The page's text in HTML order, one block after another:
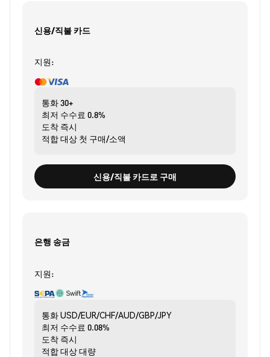
신용/직불 카드
지원:
통화30+
최저 수수료 0.8%
도착 즉시
적합 대상 첫 구매/소액
신용/직불 카드로 구매
은행 송금
지원:
통화USD/EUR/CHF/AUD/GBP/JPY
최저 수수료 0.08%
도착 즉시
적합 대상대량